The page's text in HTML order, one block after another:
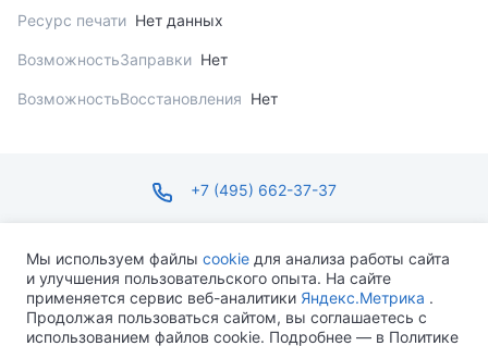
Ресурс печати Нет данных
ВозможностьЗаправки Нет
ВозможностьВосстановления Нет
+7 (495) 662-37-37
ПН-ПТ С 09:00 ДО 18:00 СБ-ВС ВЫХОДНОЙ
Мы используем файлы cookie для анализа работы сайта
и улучшения пользовательского опыта. На сайте
применяется сервис веб-аналитики Яндекс.Метрика .
Продолжая пользоваться сайтом, вы соглашаетесь с
использованием файлов cookie. Подробнее — в Политике